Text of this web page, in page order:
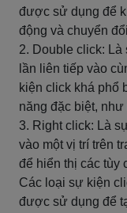
được sử dụng để
động và chuyển
2. Double click:
lần liên tiếp vào
kiện click khá phổ
năng đặc biệt,
3. Right click: Là
vào một vị trí trên
để hiển thị các tùy
Các loại sự kiện
được sử dụng để